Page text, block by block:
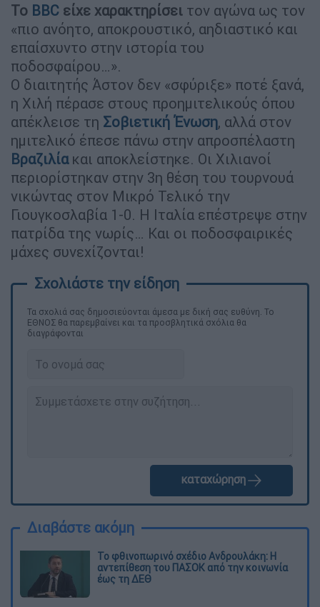
Το BBC είχε χαρακτηρίσει τον αγώνα ως τον
«πιο ανόητο, αποκρουστικό, αηδιαστικό και
επαίσχυντο στην ιστορία του
ποδοσφαίρου…».
Ο διαιτητής Άστον δεν «σφύριξε» ποτέ ξανά,
η Χιλή πέρασε στους προημιτελικούς όπου
απέκλεισε τη Σοβιετική Ένωση, αλλά στον
ημιτελικό έπεσε πάνω στην απροσπέλαστη
Βραζιλίακαι αποκλείστηκε. Οι Χιλιανοί
περιορίστηκαν στην 3η θέση του τουρνουά
νικώντας στον Μικρό Τελικό την
Γιουγκοσλαβία 1-0. Η Ιταλία επέστρεψε στην
πατρίδα της νωρίς… Και οι ποδοσφαιρικές
μάχες συνεχίζονται!
Τα σχολιά σας δημοσιεύονται άμεσα με δική σας ευθύνη. Το
ΕΘΝΟΣ θα παρεμβαίνει και τα προσβλητικά σχόλια θα
διαγράφονται
καταχώρηση
Διαβάστε ακόμη
Το φθινοπωρινό σχέδιο Ανδρουλάκη: Η
αντεπίθεση του ΠΑΣΟΚ από την κοινωνία
έως τη ΔΕΘ